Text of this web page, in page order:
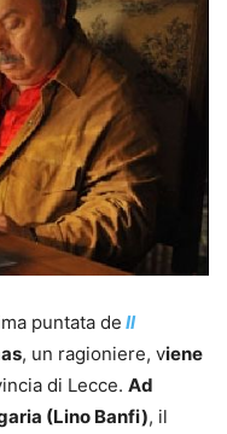
puntata de Il
, un ragioniere, viene
di Lecce. Ad
(Lino Banfi), il